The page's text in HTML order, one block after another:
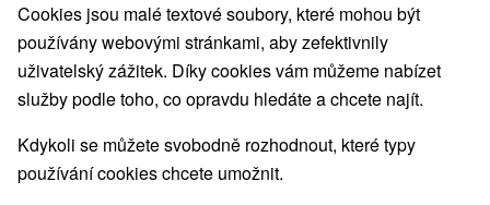
Navigovat do místa
9,2 vynikající·451 recenzí
Cookies jsou malé textové soubory, které mohou být
používány webovými stránkami, aby zefektivnily
uživatelský zážitek. Díky cookies vám můžeme nabízet
služby podle toho, co opravdu hledáte a chcete najít.
Kdykoli se můžete svobodně rozhodnout, které typy
používání cookies chcete umožnit.